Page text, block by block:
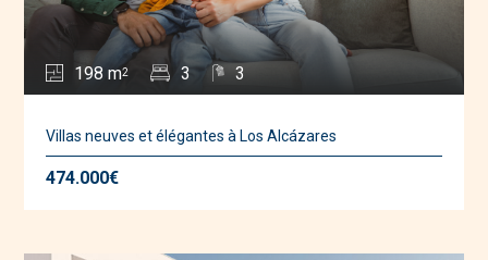
198 m2 3 3
Villas neuves et élégantes à Los Alcázares
474.000€